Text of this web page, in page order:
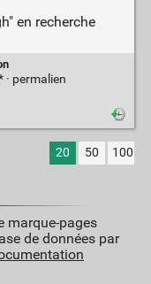
en recherche
permalien
20 50 100
marque-pages
de données par